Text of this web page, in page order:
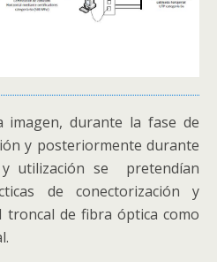
imagen, durante la fase de
y posteriormente durante
utilización se pretendían
de conectorización y
troncal de fibra óptica como